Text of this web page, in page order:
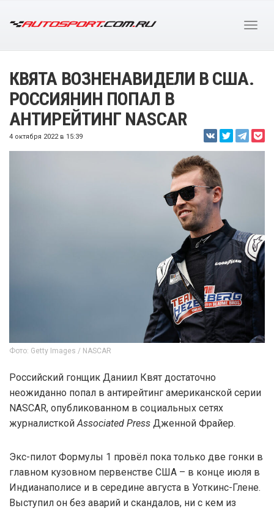
КВЯТА ВОЗНЕНАВИДЕЛИ В CША.
РОССИЯНИН ПОПАЛ В
АНТИРЕЙТИНГ NASCAR
4 октября 2022 в 15:39
Фото: Getty Images / NASCAR
Российский гонщик Даниил Квят достаточно
неожиданно попал в антирейтинг американской серии
NASCAR, опубликованном в социальных сетях
журналисткой Associated Press Дженной Фрайер.
Экс-пилот Формулы 1 провёл пока только две гонки в
главном кузовном первенстве США – в конце июля в
Индианаполисе и в середине августа в Уоткинс-Глене.
Выступил он без аварий и скандалов, ни с кем из